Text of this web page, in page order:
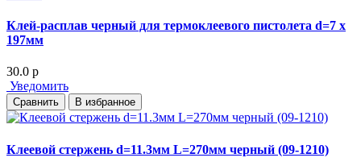
Клей-расплав черный для термоклеевого пистолета d=7 x
197мм
30.0 p
Уведомить
Сравнить В избранное
Клеевой стержень d=11.3мм L=270мм черный (09-1210)